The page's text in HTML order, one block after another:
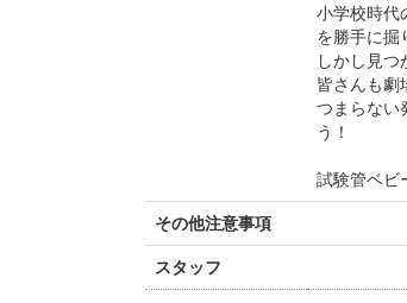
小学校時代
を勝手に掘
しかし見
皆さんも劇
つまらない
う！
試験管ベ
その他注意事項
スタッフ